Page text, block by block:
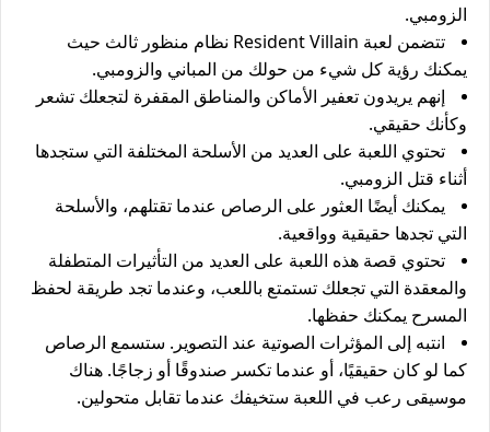
الزومبي.
تتضمن لعبة Resident Villain نظام منظور ثالث حيث
يمكنك رؤية كل شيء من حولك من المباني والزومبي.
إنهم يريدون تعفير الأماكن والمناطق المقفرة لتجعلك تشعر
وكأنك حقيقي.
تحتوي اللعبة على العديد من الأسلحة المختلفة التي ستجدها
أثناء قتل الزومبي.
يمكنك أيضًا العثور على الرصاص عندما تقتلهم، والأسلحة
التي تجدها حقيقية وواقعية.
تحتوي قصة هذه اللعبة على العديد من التأثيرات المتطفلة
والمعقدة التي تجعلك تستمتع باللعب، وعندما تجد طريقة لحفظ
المسرح يمكنك حفظها.
انتبه إلى المؤثرات الصوتية عند التصوير. ستسمع الرصاص
كما لو كان حقيقيًا، أو عندما تكسر صندوقًا أو زجاجًا. هناك
موسيقى رعب في اللعبة ستخيفك عندما تقابل متحولين.